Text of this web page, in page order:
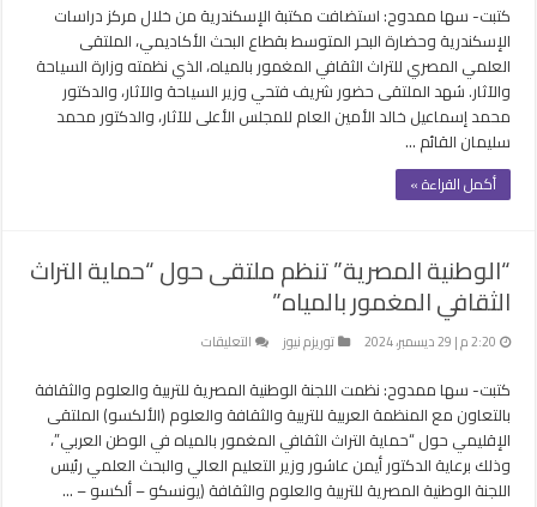
الإسكندرية
تستضيف
الملتقى
العلمي
للتراث
كتبت- سها ممدوح: استضافت مكتبة الإسكندرية من خلال مركز دراسات
الإسكندرية وحضارة البحر المتوسط بقطاع البحث الأكاديمي، الملتقى
العلمي المصري للتراث الثقافي المغمور بالمياه، الذي نظمته وزارة السياحة
والآثار. شهد الملتقى حضور شريف فتحي وزير السياحة والآثار، والدكتور
محمد إسماعيل خالد الأمين العام للمجلس الأعلى للآثار، والدكتور محمد
سليمان القائم …
أكمل القراءة »
“الوطنية المصرية” تنظم ملتقى حول “حماية التراث
الثقافي المغمور بالمياه”
2:20 م | 29 ديسمبر، 2024 توريزم نيوز التعليقات
المصرية”
تنظم
ملتقى
حول
“حماية
كتبت- سها ممدوح: نظمت اللجنة الوطنية المصرية للتربية والعلوم والثقافة
بالتعاون مع المنظمة العربية للتربية والثقافة والعلوم (الألكسو) الملتقى
الإقليمي حول “حماية التراث الثقافي المغمور بالمياه في الوطن العربي”،
وذلك برعاية الدكتور أيمن عاشور وزير التعليم العالي والبحث العلمي رئيس
اللجنة الوطنية المصرية للتربية والعلوم والثقافة (يونسكو – ألكسو – …